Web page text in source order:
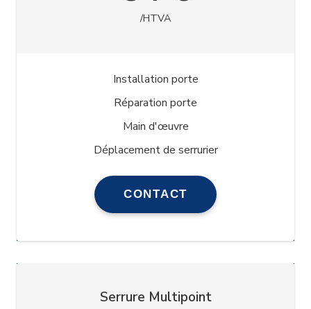
/HTVA
Installation porte
Réparation porte
Main d'œuvre
Déplacement de serrurier
CONTACT
Serrure Multipoint